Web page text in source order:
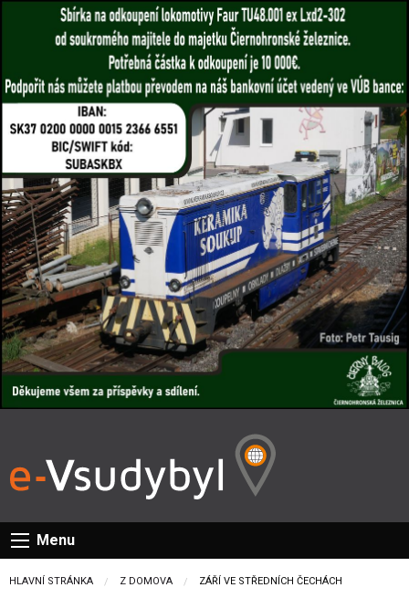
Menu
HLAVNÍ STRÁNKA Z DOMOVA CURRENT:
ZÁŘÍ VE STŘEDNÍCH ČECHÁCH